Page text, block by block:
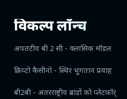
विकल्प लॉन्च
अपतटीय बी 2 सी - क्लासिक मॉडल
क्रिप्टो कैसीनो - स्थिर भुगतान प्रवाह
बी2बी - अंतरराष्ट्रीय ब्रांडों को प्लेटफॉर्